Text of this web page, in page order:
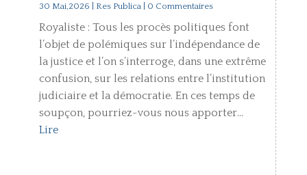
30 Mai,2026 Res Publica| 0 Commentaires
Royaliste : Tous les procès politiques font
l’objet de polémiques sur l’indépendance de
la justice et l’on s’interroge, dans une extrême
confusion, sur les relations entre l’institution
judiciaire et la démocratie. En ces temps de
soupçon, pourriez-vous nous apporter...
Lire